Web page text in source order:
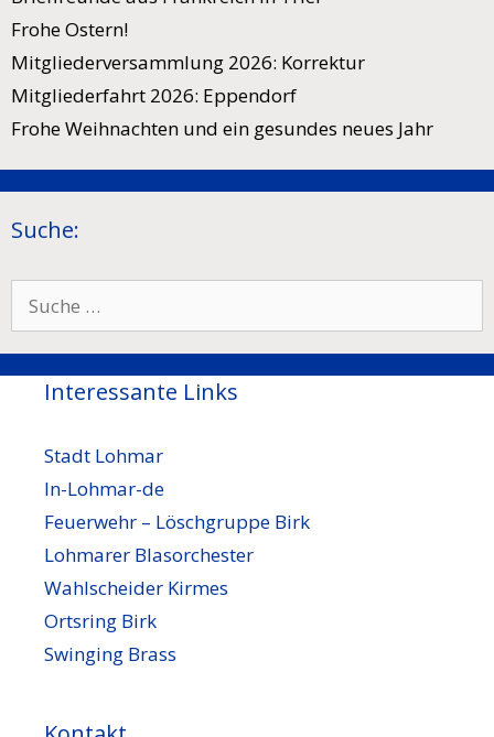
Frohe Ostern!
Mitgliederversammlung 2026: Korrektur
Mitgliederfahrt 2026: Eppendorf
Frohe Weihnachten und ein gesundes neues Jahr
Suche:
nach:
Interessante Links
Stadt Lohmar
In-Lohmar-de
Feuerwehr – Löschgruppe Birk
Lohmarer Blasorchester
Wahlscheider Kirmes
Ortsring Birk
Swinging Brass